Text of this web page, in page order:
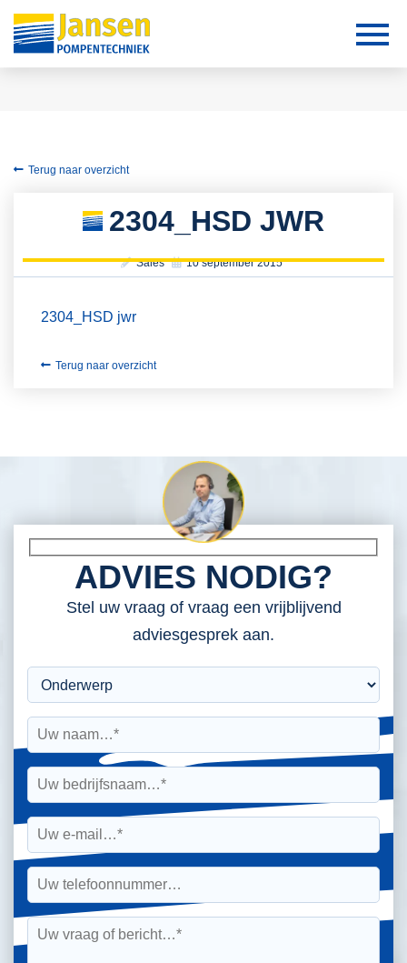
Terug naar overzicht
2304_HSD JWR
Sales 10 september 2015
2304_HSD jwr
Terug naar overzicht
ADVIES NODIG?
Stel uw vraag of vraag een vrijblijvend
adviesgesprek aan.